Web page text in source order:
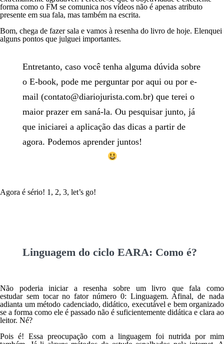
forma como o FM se comunica nos vídeos não é apenas atributo
presente em sua fala, mas também na escrita.
Bom, chega de fazer sala e vamos à resenha do livro de hoje. Elenquei
alguns pontos que julguei importantes.
Entretanto, caso você tenha alguma dúvida sobre
o E-book, pode me perguntar por aqui ou por e-
mail (contato@diariojurista.com.br) que terei o
maior prazer em saná-la. Ou pesquisar junto, já
que iniciarei a aplicação das dicas a partir de
agora. Podemos aprender juntos!
Agora é sério! 1, 2, 3, let’s go!
Linguagem do ciclo EARA: Como é?
Não poderia iniciar a resenha sobre um livro que fala como
estudarsem tocar no fator número 0: Linguagem. Afinal, de nada
adianta um método cadenciado, didático, executável e bem organizado
se a forma como ele é passado não é suficientemente didática e clara ao
leitor. Né?
Pois é! Essa preocupação com a linguagem foi nutrida por mim